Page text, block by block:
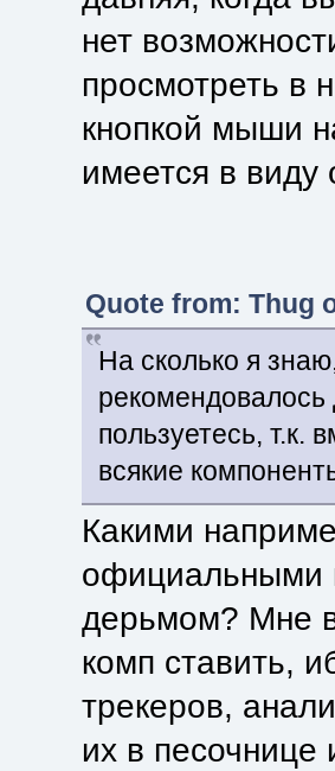
нет
просмотреть в
кнопкой мыши
имеется в виду
Quote from: Thug
На сколько я
пользуетесь, т.к.
всякие
Какими
официальными
дерьмом? Мне
комп ставить,
трекеров,
их в